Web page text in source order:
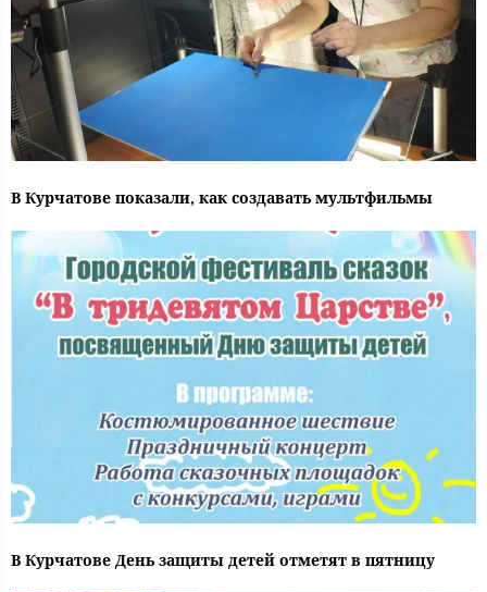
В Курчатове показали, как создавать мультфильмы
В Курчатове День защиты детей отметят в пятницу